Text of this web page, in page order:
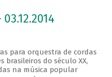
para orquestra de cordas
brasileiros do século XX,
na música popular